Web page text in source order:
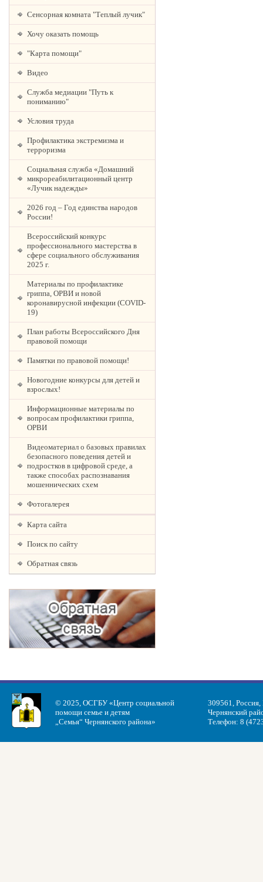
Сенсорная комната "Теплый лучик"
Хочу оказать помощь
"Карта помощи"
Видео
Служба медиации "Путь к
пониманию"
Условия труда
Профилактика экстремизма и
терроризма
Социальная служба «Домашний
микрореабилитационный центр
«Лучик надежды»
2026 год – Год единства народов
России!
Всероссийский конкурс
профессионального мастерства в
сфере социального обслуживания
2025 г.
Материалы по профилактике
гриппа, ОРВИ и новой
коронавирусной инфекции (COVID-
19)
План работы Всероссийского Дня
правовой помощи
Памятки по правовой помощи!
Новогодние конкурсы для детей и
взрослых!
Информационные материалы по
вопросам профилактики гриппа,
ОРВИ
Видеоматериал о базовых правилах
безопасного поведения детей и
подростков в цифровой среде, а
также способах распознавания
мошеннических схем
Фотогалерея
Карта сайта
Поиск по сайту
Обратная связь
© 2025, ОСГБУ «Центр социальной
помощи семье и детям
„Семья“ Чернянского района»
309561, Россия,
Чернянский
Телефон: 8